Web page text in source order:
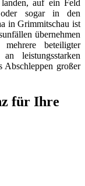
auf ein Feld
sogar in den
in Grimmitschau ist
übernehmen
beteiligter
leistungsstarken
Abschleppen großer
für Ihre